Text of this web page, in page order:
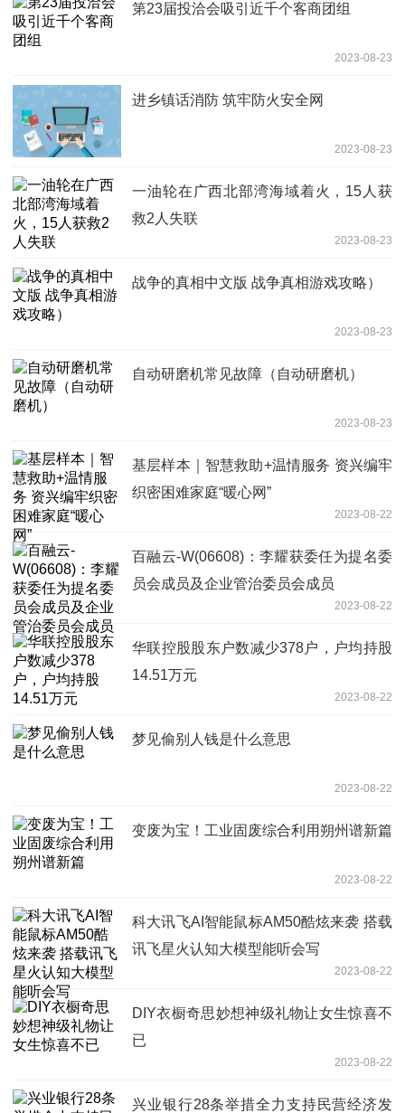
第23届投洽会吸引近千个客商团组
2023-08-23
进乡镇话消防 筑牢防火安全网
2023-08-23
一油轮在广西北部湾海域着火，15人获
救2人失联
2023-08-23
战争的真相中文版 战争真相游戏攻略）
2023-08-23
自动研磨机常见故障（自动研磨机）
2023-08-23
基层样本｜智慧救助+温情服务 资兴编牢
织密困难家庭“暖心网”
2023-08-22
百融云-W(06608)：李耀获委任为提名委
员会成员及企业管治委员会成员
2023-08-22
华联控股股东户数减少378户，户均持股
14.51万元
2023-08-22
梦见偷别人钱是什么意思
2023-08-22
变废为宝！工业固废综合利用朔州谱新篇
2023-08-22
科大讯飞AI智能鼠标AM50酷炫来袭 搭载
讯飞星火认知大模型能听会写
2023-08-22
DIY衣橱奇思妙想神级礼物让女生惊喜不
已
2023-08-22
兴业银行28条举措全力支持民营经济发